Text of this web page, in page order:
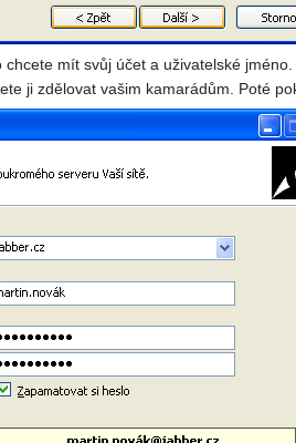
mít svůj účet a uživatelské
ji zdělovat vašim kamarádům. Poté